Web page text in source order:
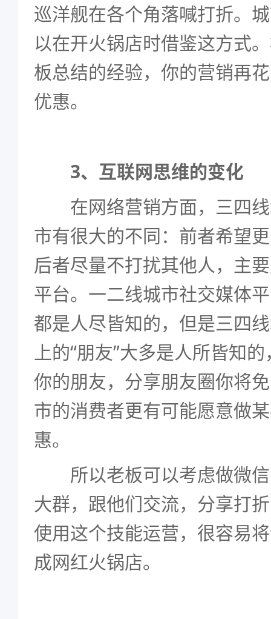
巡洋舰在各个角落喊打折。
以在开火锅店时借鉴这方式
板总结的经验，你的营销再
优惠。
3、互联网思维的变化
在网络营销方面，三四线
市有很大的不同：前者希望
后者尽量不打扰其他人，主
平台。一二线城市社交媒体
都是人尽皆知的，但是三四
上的“朋友”大多是人所皆知
你的朋友，分享朋友圈你将
市的消费者更有可能愿意做
惠。
所以老板可以考虑做微信
大群，跟他们交流，分享打
使用这个技能运营，很容易
成网红火锅店。